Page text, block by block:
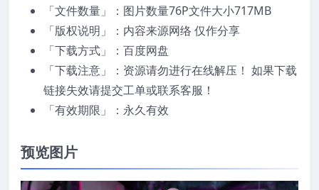
「文件数量」：图片数量76P文件大小717MB
「版权说明」：内容来源网络 仅作分享
「下载方式」：百度网盘
「下载注意」：资源请勿进行在线解压！ 如果下载
链接失效请提交工单或联系客服！
「有效期限」：永久有效
预览图片